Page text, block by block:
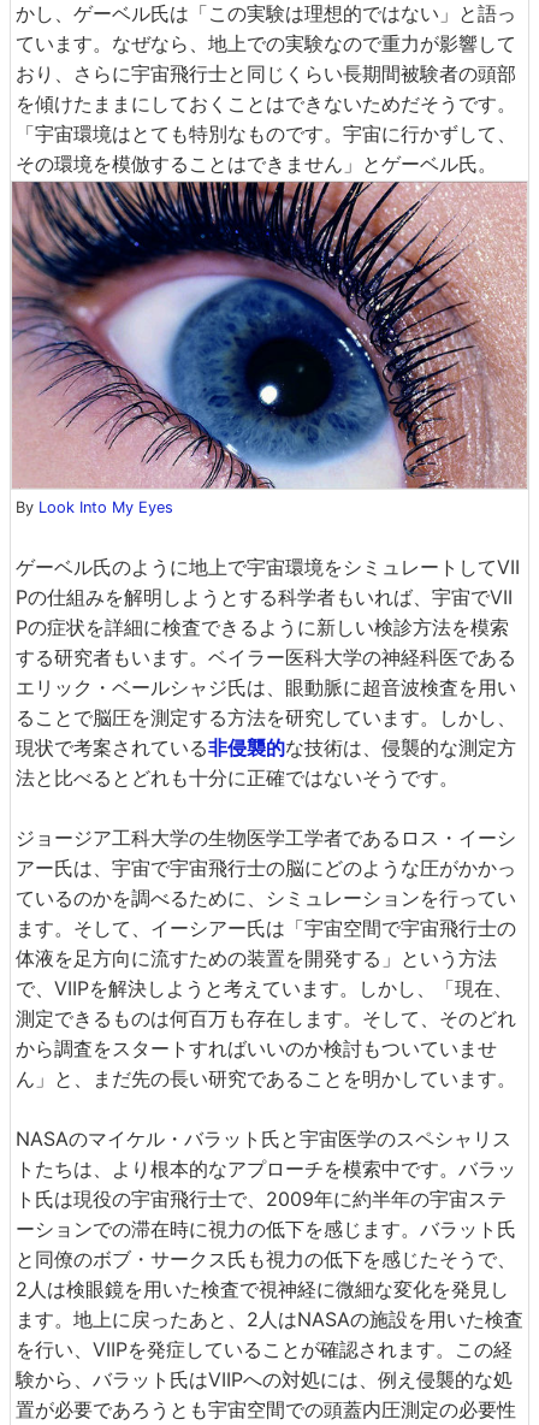
かし、ゲーベル氏は「この実験は理想的ではない」と語っ
ています。なぜなら、地上での実験なので重力が影響して
おり、さらに宇宙飛行士と同じくらい長期間被験者の頭部
を傾けたままにしておくことはできないためだそうです。
「宇宙環境はとても特別なものです。宇宙に行かずして、
その環境を模倣することはできません」とゲーベル氏。
By Look Into My Eyes
ゲーベル氏のように地上で宇宙環境をシミュレートしてVII
Pの仕組みを解明しようとする科学者もいれば、宇宙でVII
Pの症状を詳細に検査できるように新しい検診方法を模索
する研究者もいます。ベイラー医科大学の神経科医である
エリック・ベールシャジ氏は、眼動脈に超音波検査を用い
ることで脳圧を測定する方法を研究しています。しかし、
現状で考案されている非侵襲的な技術は、侵襲的な測定方
法と比べるとどれも十分に正確ではないそうです。
ジョージア工科大学の生物医学工学者であるロス・イーシ
アー氏は、宇宙で宇宙飛行士の脳にどのような圧がかかっ
ているのかを調べるために、シミュレーションを行ってい
ます。そして、イーシアー氏は「宇宙空間で宇宙飛行士の
体液を足方向に流すための装置を開発する」という方法
で、VIIPを解決しようと考えています。しかし、「現在、
測定できるものは何百万も存在します。そして、そのどれ
から調査をスタートすればいいのか検討もついていませ
ん」と、まだ先の長い研究であることを明かしています。
NASAのマイケル・バラット氏と宇宙医学のスペシャリス
トたちは、より根本的なアプローチを模索中です。バラッ
ト氏は現役の宇宙飛行士で、2009年に約半年の宇宙ステ
ーションでの滞在時に視力の低下を感じます。バラット氏
と同僚のボブ・サークス氏も視力の低下を感じたそうで、
2人は検眼鏡を用いた検査で視神経に微細な変化を発見し
ます。地上に戻ったあと、2人はNASAの施設を用いた検査
を行い、VIIPを発症していることが確認されます。この経
験から、バラット氏はVIIPへの対処には、例え侵襲的な処
置が必要であろうとも宇宙空間での頭蓋内圧測定の必要性